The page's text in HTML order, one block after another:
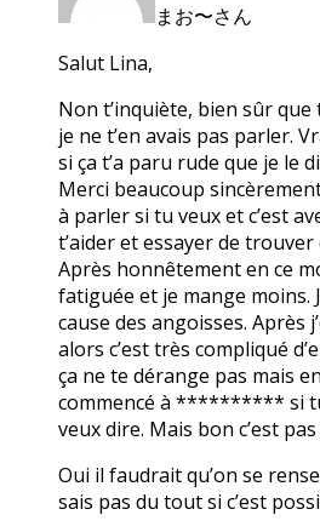
まお〜さん
Salut Lina,
Non t’inquiète, bien sûr
je ne t’en avais pas parler.
si ça t’a paru rude que je le
Merci beaucoup
à parler si tu veux et c’est
t’aider et essayer de
Après honnêtement en ce
fatiguée et je mange moins.
cause des angoisses. Après
alors c’est très compliqué
ça ne te dérange pas mais
commencé à ********** si
veux dire. Mais bon c’est
Oui il faudrait qu’on se
sais pas du tout si c’est